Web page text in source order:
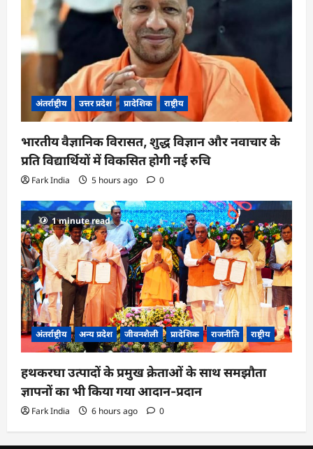
अंतर्राष्ट्रीय उत्तर प्रदेश प्रादेशिक राष्ट्रीय
भारतीय वैज्ञानिक विरासत, शुद्ध विज्ञान और नवाचार के
प्रति विद्यार्थियों में विकसित होगी नई रुचि
Fark India 5 hours ago 0
1 minute read
अंतर्राष्ट्रीय अन्य प्रदेश जीवनशैली प्रादेशिक राजनीति राष्ट्रीय
हथकरघा उत्पादों के प्रमुख क्रेताओं के साथ समझौता
ज्ञापनों का भी किया गया आदान-प्रदान
Fark India 6 hours ago 0